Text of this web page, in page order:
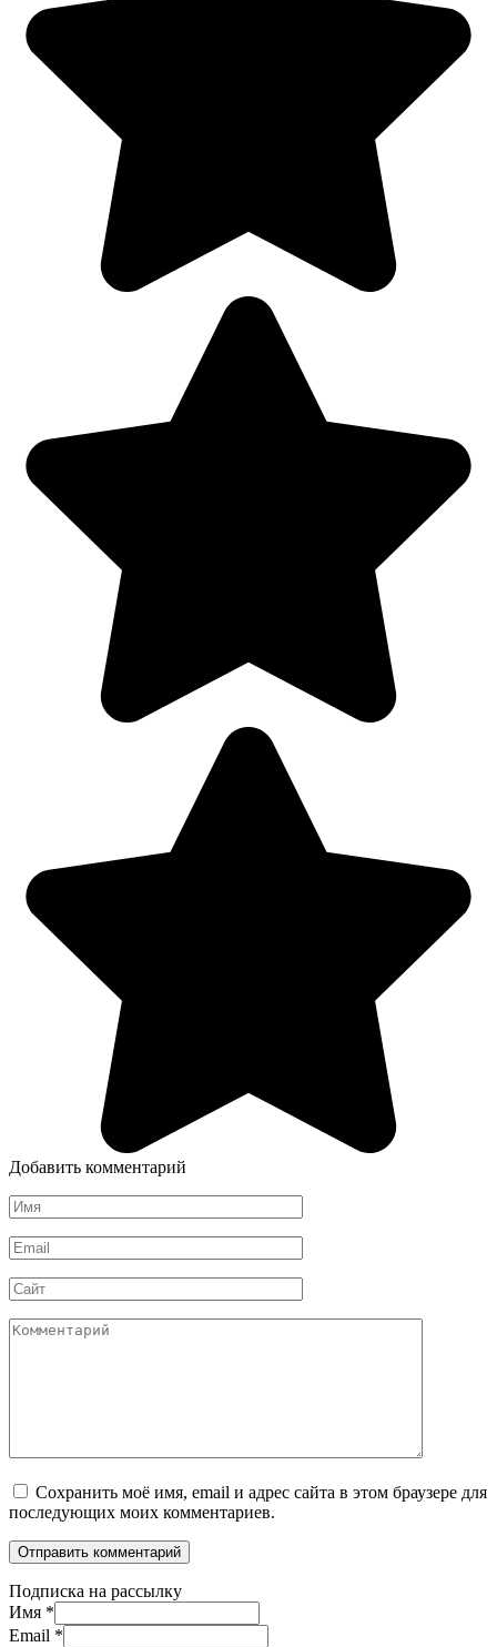
Добавить комментарий
Имя
*
Email
*
Сайт
Комментарий
Сохранить моё имя, email и адрес сайта в этом браузере для
последующих моих комментариев.
Подписка на рассылку
Имя *
Email *